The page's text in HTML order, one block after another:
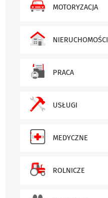
MOTORYZACJA
NIERUCHOMOŚCI
PRACA
USŁUGI
MEDYCZNE
ROLNICZE